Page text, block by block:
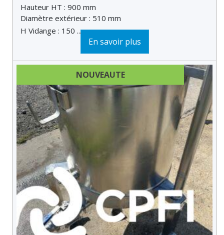
En savoir plus
Hauteur HT : 900 mm
Diamètre extérieur : 510 mm
H Vidange : 150 ...
NOUVEAUTE
DERNIÈRE MINUTE